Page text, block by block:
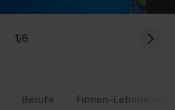
1/6
Berufe Firmen-Lebenslauf